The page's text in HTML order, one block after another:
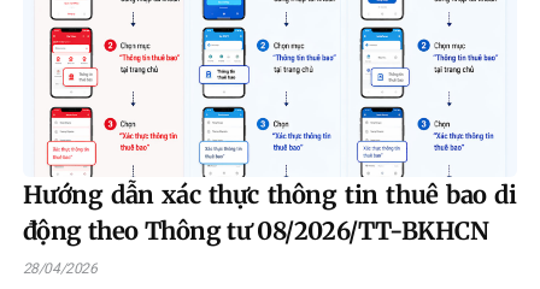
Hướng dẫn xác thực thông tin thuê bao di
động theo Thông tư 08/2026/TT-BKHCN
28/04/2026